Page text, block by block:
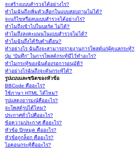
จะสร้างแบบสำรวจได้อย่างไร?
ทำไมฉันถึงเพิ่มตัวเลือกในแบบสอบถามไม่ได้?
จะแก้ไขหรือลบแบบสำรวจได้อย่างไร?
ทำไมถึงเข้าไปในบอร์ด ไม่ได้?
ทำไมถึงลงคะแนนในแบบสำรวจไม่ได้?
ทำไมฉันถึงได้รับคำเตือน?
ทำอย่างไร ฉันถึงจะสามารถรายงานการโพสต์แก่ผู้ดูแลกระทู้?
ปุ่ม “บันทึก” ในการโพสต์กระทู้มีไว้ทำอะไร?
ทำไมกระทู้ของฉันต้องรอการอนุมัติ?
ทำอย่างไรฉันถึงจะดันกระทู้ได้?
รูปแบบและชนิดของหัวข้อ
BBCode คืออะไร?
ใช้ภาษา HTML ได้ไหม?
รูปแสดงอารมณ์คืออะไร?
จะโพสต์รูปได้ไหม?
ประกาศทั่วไปคืออะไร?
ข้อความประกาศ คืออะไร?
หัวข้อ ปักหมุด คืออะไร?
หัวข้อถูกล็อก คืออะไร?
ไอคอนกระทู้คืออะไร?